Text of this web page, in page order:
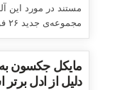
مستند در مورد این
مجموعه‌ی جدید ۲۶ فوریه خواهد بود. این آلبوم...
مایکل جکسون
دلیل از ادل